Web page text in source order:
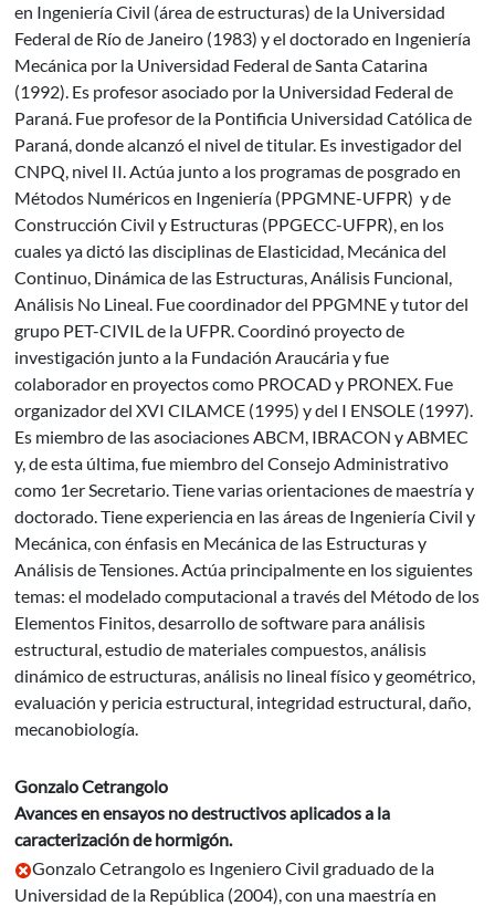
en Ingeniería Civil (área de estructuras) de la Universidad
Federal de Río de Janeiro (1983) y el doctorado en Ingeniería
Mecánica por la Universidad Federal de Santa Catarina
(1992). Es profesor asociado por la Universidad Federal de
Paraná. Fue profesor de la Pontificia Universidad Católica de
Paraná, donde alcanzó el nivel de titular. Es investigador del
CNPQ, nivel II. Actúa junto a los programas de posgrado en
Métodos Numéricos en Ingeniería (PPGMNE-UFPR) y de
Construcción Civil y Estructuras (PPGECC-UFPR), en los
cuales ya dictó las disciplinas de Elasticidad, Mecánica del
Continuo, Dinámica de las Estructuras, Análisis Funcional,
Análisis No Lineal. Fue coordinador del PPGMNE y tutor del
grupo PET-CIVIL de la UFPR. Coordinó proyecto de
investigación junto a la Fundación Araucária y fue
colaborador en proyectos como PROCAD y PRONEX. Fue
organizador del XVI CILAMCE (1995) y del I ENSOLE (1997).
Es miembro de las asociaciones ABCM, IBRACON y ABMEC
y, de esta última, fue miembro del Consejo Administrativo
como 1er Secretario. Tiene varias orientaciones de maestría y
doctorado. Tiene experiencia en las áreas de Ingeniería Civil y
Mecánica, con énfasis en Mecánica de las Estructuras y
Análisis de Tensiones. Actúa principalmente en los siguientes
temas: el modelado computacional a través del Método de los
Elementos Finitos, desarrollo de software para análisis
estructural, estudio de materiales compuestos, análisis
dinámico de estructuras, análisis no lineal físico y geométrico,
evaluación y pericia estructural, integridad estructural, daño,
mecanobiología.
Gonzalo Cetrangolo
Avances en ensayos no destructivos aplicados a la
caracterización de hormigón.
Gonzalo Cetrangolo es Ingeniero Civil graduado de la
Universidad de la República (2004), con una maestría en